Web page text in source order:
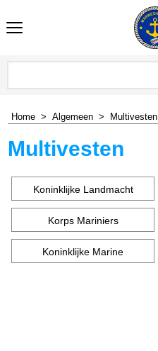
Home > Algemeen > Multivesten
Multivesten
Koninklijke Landmacht
Korps Mariniers
Koninklijke Marine